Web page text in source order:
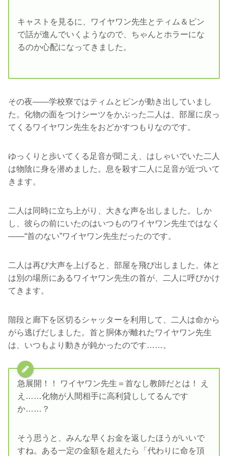
キャストを見るに、ワイヤワン先生とティム＆ピン
で話が進んでいくようなので、ちゃんとホラーにな
るのか心配になってきました。
その夜――学校寮ではティムとピンが動き出していまし
た。化物の面をつけシーツをかぶった二人は、部屋に戻っ
てくるワイヤワン先生をおどかすつもりなのです。
ゆっくりと歩いてくる足音が聞こえ、はしゃいでいた二人
は物陰に身を潜めました。息を殺す二人に足音が近づいて
きます。
二人は同時に立ち上がり、大きな声を出しました。しか
し、彼らの前にいたのはいつものワイヤワン先生ではなく
――“首のない”ワイヤワン先生だったのです。
二人は再び大声を上げると、部屋を飛び出しました。体と
は別の場所にあるワイヤワン先生の首が、二人に呼びかけ
てきます。
階段と廊下を区切るシャッターを利用して、二人は命から
がら逃げだしました。首と胴体が離れたワイヤワン先生
は、いつもより動きが鈍かったのです……。
急展開！！ ワイヤワン先生＝首なし教師だとは！ え
え……化物が人間相手に高利貸ししてるんです
か……？
そう思うと、みんな早くお金を返したほうがいいで
すね。ある一定の金額を超えたら「代わりに命を頂